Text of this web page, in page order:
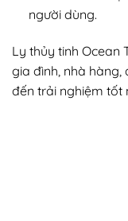
người dùng.
Ly thủy tinh Ocean
gia đình, nhà
đến trải nghiệm tốt